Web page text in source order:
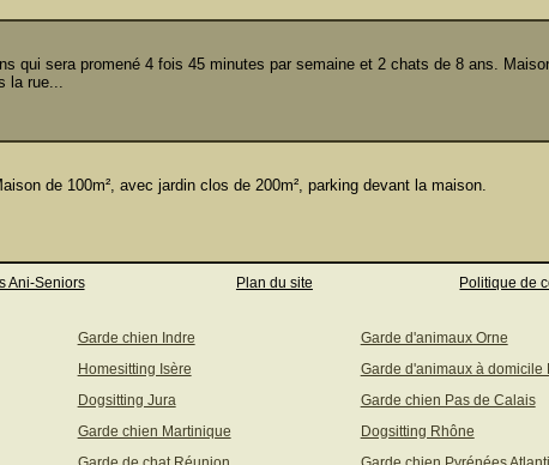
qui sera promené 4 fois 45 minutes par semaine et 2 chats de 8 ans.
la rue...
de 100m², avec jardin clos de 200m², parking devant la maison.
Ani-Seniors Plan du site Politique de
Garde chien Indre Garde d'animaux Orne
Homesitting Isère Garde d'animaux à domicile
Dogsitting Jura Garde chien Pas de Calais
Garde chien Martinique Dogsitting Rhône